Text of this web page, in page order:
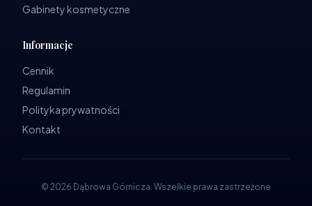
Gabinety kosmetyczne
Informacje
Cennik
Regulamin
Polityka prywatności
Kontakt
© 2026 Dąbrowa Górnicza. Wszelkie prawa zastrzeżone